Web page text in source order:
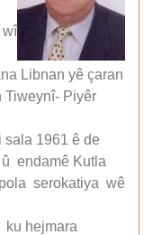
wî
Libnan yê çaran
Tiweynî- Piyêr
sala 1961 ê de
endamê Kutla
serokatiya wê
ku hejmara